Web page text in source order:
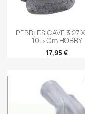
PEBBLES CAVE 3 27
10.5 Cm HOBBY
17,95 €